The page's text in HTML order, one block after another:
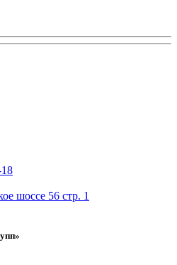
шоссе 56 стр. 1